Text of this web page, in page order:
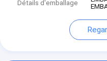
Détails d'emballage